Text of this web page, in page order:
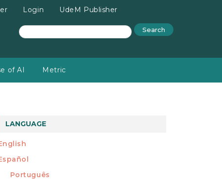
Login UdeM Publisher
of AI Metric
Search
LANGUAGE
Português